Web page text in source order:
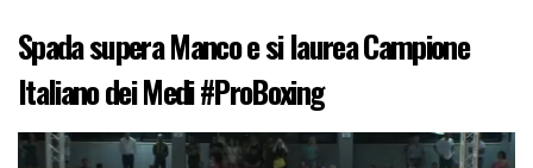
Spada supera Manco e si laurea Campione
Italiano dei Medi #ProBoxing